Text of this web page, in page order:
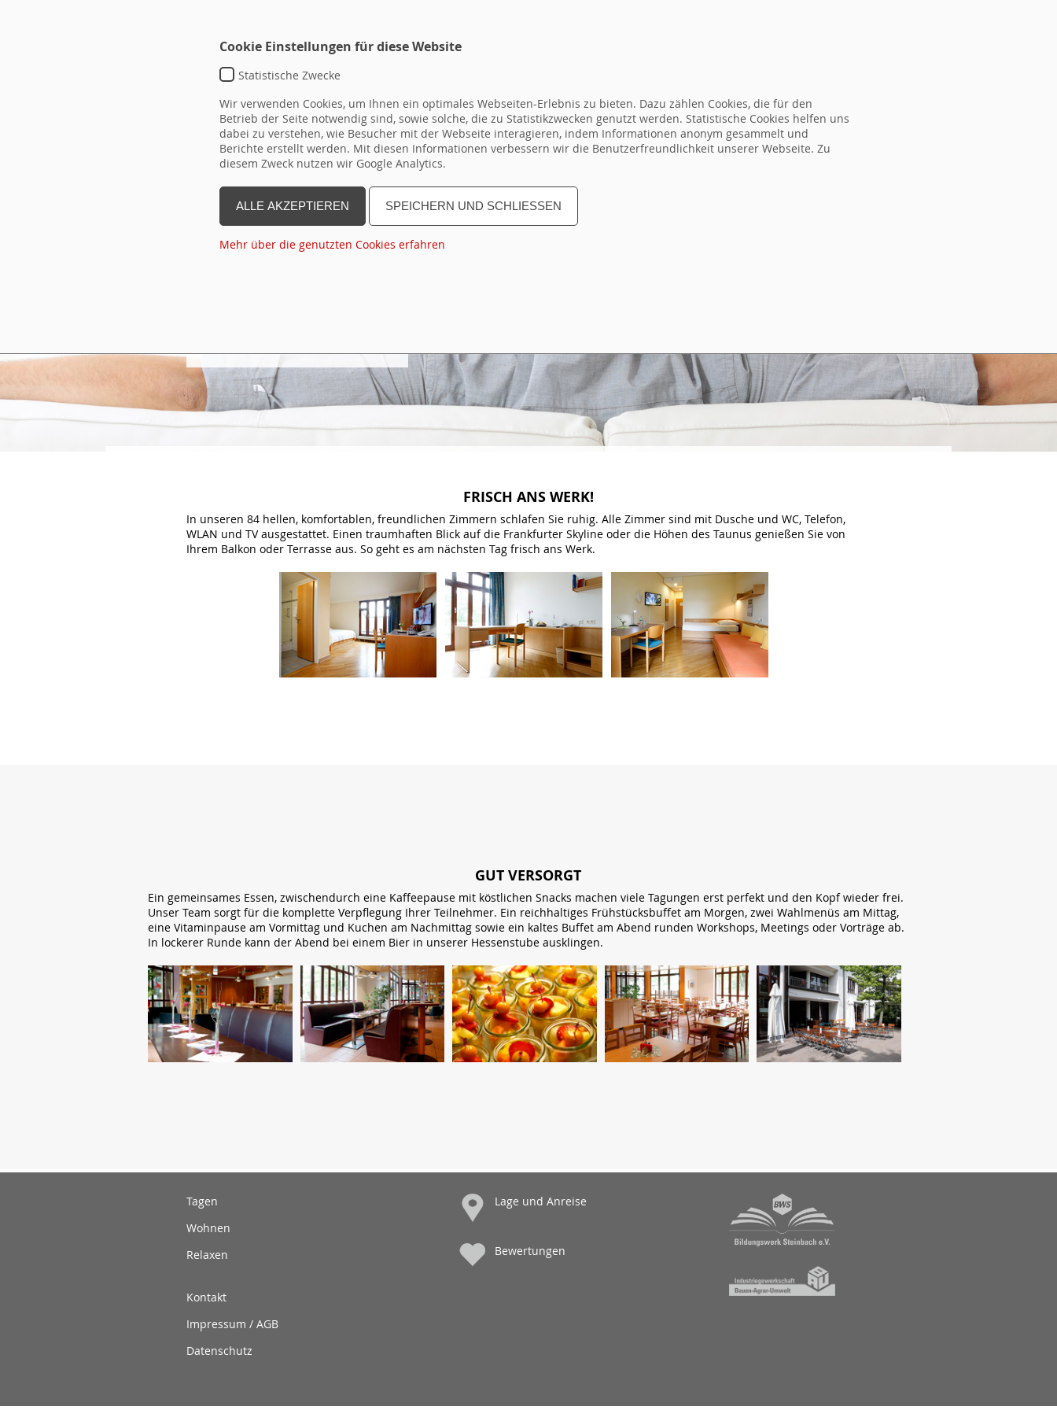
WOHNEN IM GRÜNEN
RUNDUM ZUFRIEDEN.
FRISCH ANS WERK!
In unseren 84 hellen, komfortablen, freundlichen Zimmern schlafen Sie ruhig. Alle Zimmer sind mit Dusche und WC, Telefon,
WLAN und TV ausgestattet. Einen traumhaften Blick auf die Frankfurter Skyline oder die Höhen des Taunus genießen Sie von
Ihrem Balkon oder Terrasse aus. So geht es am nächsten Tag frisch ans Werk.
GUT VERSORGT
Ein gemeinsames Essen, zwischendurch eine Kaffeepause mit köstlichen Snacks machen viele Tagungen erst perfekt und den Kopf wieder frei.
Unser Team sorgt für die komplette Verpflegung Ihrer Teilnehmer. Ein reichhaltiges Frühstücksbuffet am Morgen, zwei Wahlmenüs am Mittag,
eine Vitaminpause am Vormittag und Kuchen am Nachmittag sowie ein kaltes Buffet am Abend runden Workshops, Meetings oder Vorträge ab.
In lockerer Runde kann der Abend bei einem Bier in unserer Hessenstube ausklingen.
Tagen
Wohnen
Relaxen
Kontakt
Impressum / AGB
Datenschutz
Lage und Anreise
Bewertungen
Cookie Einstellungen für diese Website
Statistische Zwecke
Wir verwenden Cookies, um Ihnen ein optimales Webseiten-Erlebnis zu bieten. Dazu zählen Cookies, die für den
Betrieb der Seite notwendig sind, sowie solche, die zu Statistikzwecken genutzt werden. Statistische Cookies helfen uns
dabei zu verstehen, wie Besucher mit der Webseite interagieren, indem Informationen anonym gesammelt und
Berichte erstellt werden. Mit diesen Informationen verbessern wir die Benutzerfreundlichkeit unserer Webseite. Zu
diesem Zweck nutzen wir Google Analytics.
ALLE AKZEPTIEREN SPEICHERN UND SCHLIESSEN
Mehr über die genutzten Cookies erfahren